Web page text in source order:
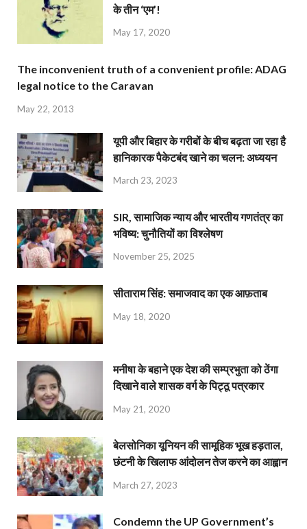
के तीन ‘एम’!
May 17, 2020
The inconvenient truth of a convenient profile: ADAG
legal notice to the Caravan
May 22, 2013
यूपी और बिहार के गरीबों के बीच बढ़ता जा रहा है
हानिकारक पैकेटबंद खाने का चलन: अध्ययन
March 23, 2023
SIR, सामाजिक न्याय और भारतीय गणतंत्र का
भविष्य: चुनौतियों का विश्लेषण
November 25, 2025
सीताराम सिंह: समाजवाद का एक आफ़ताब
May 18, 2020
मनीषा के बहाने एक देश की सम्प्रभुता को ठेंगा
दिखाने वाले शासक वर्ग के पिट्ठू पत्रकार
May 21, 2020
बेलसोनिका यूनियन की सामूहिक भूख हड़ताल,
छंटनी के खिलाफ आंदोलन तेज करने का आह्वान
March 27, 2023
Condemn the UP Government’s